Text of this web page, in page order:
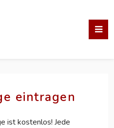
eintragen
ist kostenlos! Jede